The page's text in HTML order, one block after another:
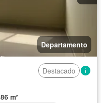
Departamento
Destacado
86 m²